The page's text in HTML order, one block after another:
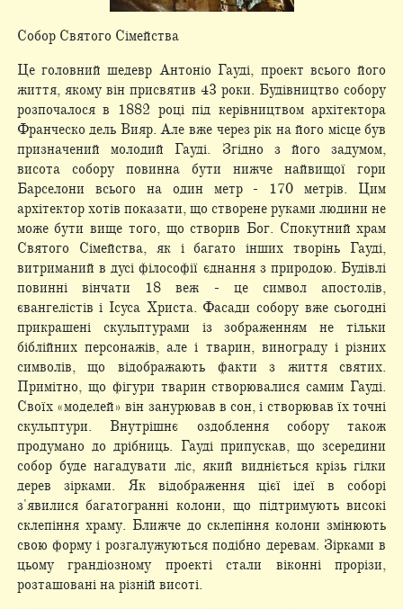
Собор Святого Сімейства
Це головний шедевр Антоніо Гауді, проект всього його
життя, якому він присвятив 43 роки. Будівництво собору
розпочалося в 1882 році під керівництвом архітектора
Франческо дель Вияр. Але вже через рік на його місце був
призначений молодий Гауді. Згідно з його задумом,
висота собору повинна бути нижче найвищої гори
Барселони всього на один метр - 170 метрів. Цим
архітектор хотів показати, що створене руками людини не
може бути вище того, що створив Бог. Спокутний храм
Святого Сімейства, як і багато інших творінь Гауді,
витриманий в дусі філософії єднання з природою. Будівлі
повинні вінчати 18 веж - це символ апостолів,
євангелістів і Ісуса Христа. Фасади собору вже сьогодні
прикрашені скульптурами із зображенням не тільки
біблійних персонажів, але і тварин, винограду і різних
символів, що відображають факти з життя святих.
Примітно, що фігури тварин створювалися самим Гауді.
Своїх «моделей» він занурював в сон, і створював їх точні
скульптури. Внутрішнє оздоблення собору також
продумано до дрібниць. Гауді припускав, що зсередини
собор буде нагадувати ліс, який видніється крізь гілки
дерев зірками. Як відображення цієї ідеї в соборі
з'явилися багатогранні колони, що підтримують високі
склепіння храму. Ближче до склепіння колони змінюють
свою форму і розгалужуються подібно деревам. Зірками в
цьому грандіозному проекті стали віконні прорізи,
розташовані на різній висоті.